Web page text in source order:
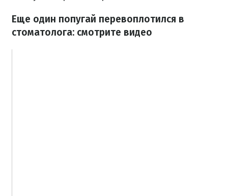
Еще один попугай перевоплотился в
стоматолога: смотрите видео